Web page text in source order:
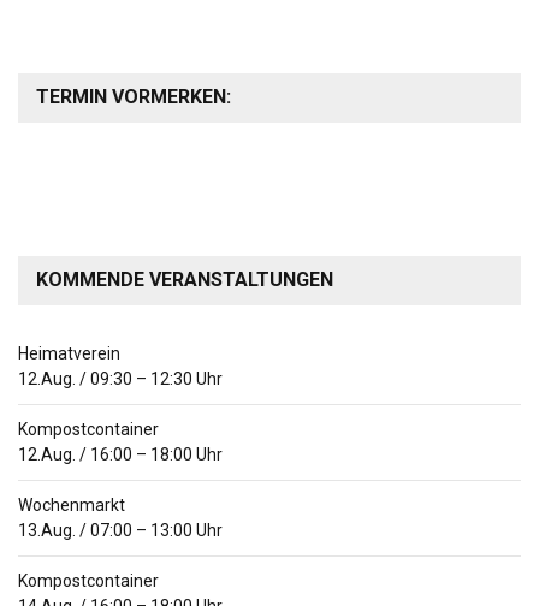
TERMIN VORMERKEN:
KOMMENDE VERANSTALTUNGEN
Heimatverein
12.Aug. /09:30 – 12:30 Uhr
Kompostcontainer
12.Aug. / 16:00 – 18:00 Uhr
Wochenmarkt
13.Aug. /07:00 – 13:00 Uhr
Kompostcontainer